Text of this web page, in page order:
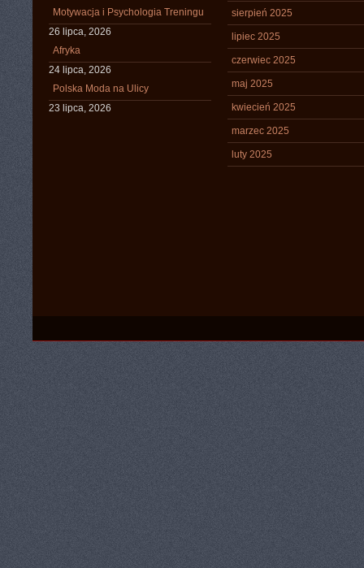
Motywacja i Psychologia Treningu
26 lipca, 2026
Afryka
24 lipca, 2026
Polska Moda na Ulicy
23 lipca, 2026
sierpień 2025
lipiec 2025
czerwiec 2025
maj 2025
kwiecień 2025
marzec 2025
luty 2025